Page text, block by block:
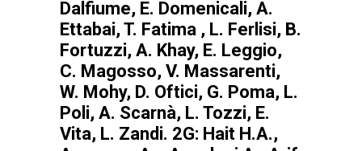
Dalfiume, E. Domenicali, A.
Ettabai, T. Fatima , L. Ferlisi, B.
Fortuzzi, A. Khay, E. Leggio,
C. Magosso, V. Massarenti,
W. Mohy, D. Oftici, G. Poma, L.
Poli, A. Scarnà, L. Tozzi, E.
Vita, L. Zandi. 2G: Hait H.A.,